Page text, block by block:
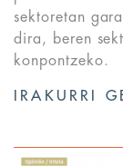
sektoretan
dira, beren
konpontzeko.
IRAKURRI